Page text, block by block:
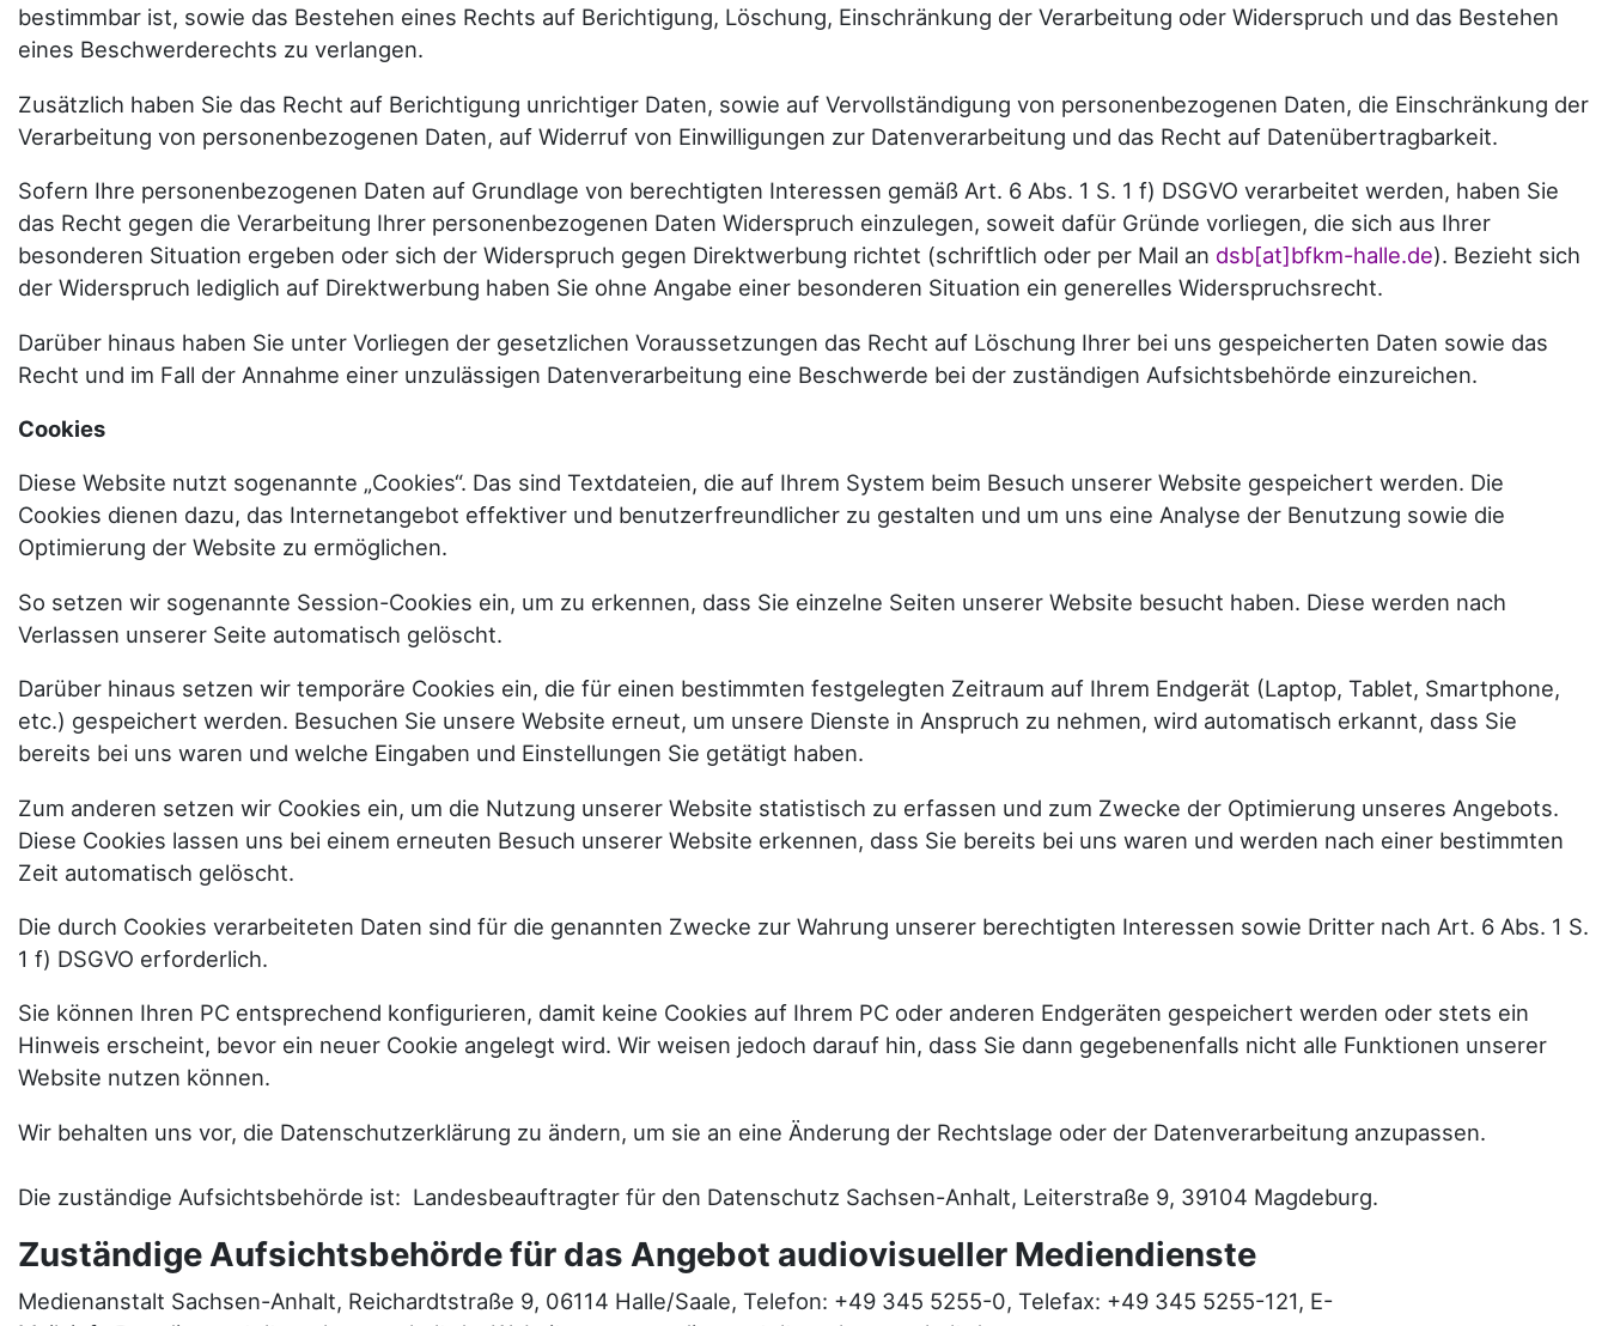
bestimmbar ist, sowie das Bestehen eines Rechts auf Berichtigung, Löschung, Einschränkung der Verarbeitung oder Widerspruch und das Bestehen
eines Beschwerderechts zu verlangen.
Zusätzlich haben Sie das Recht auf Berichtigung unrichtiger Daten, sowie auf Vervollständigung von personenbezogenen Daten, die Einschränkung der
Verarbeitung von personenbezogenen Daten, auf Widerruf von Einwilligungen zur Datenverarbeitung und das Recht auf Datenübertragbarkeit.
Sofern Ihre personenbezogenen Daten auf Grundlage von berechtigten Interessen gemäß Art. 6 Abs. 1 S. 1 f) DSGVO verarbeitet werden, haben Sie
das Recht gegen die Verarbeitung Ihrer personenbezogenen Daten Widerspruch einzulegen, soweit dafür Gründe vorliegen, die sich aus Ihrer
besonderen Situation ergeben oder sich der Widerspruch gegen Direktwerbung richtet (schriftlich oder per Mail an dsb[at]bfkm-halle.de). Bezieht sich
der Widerspruch lediglich auf Direktwerbung haben Sie ohne Angabe einer besonderen Situation ein generelles Widerspruchsrecht.
Darüber hinaus haben Sie unter Vorliegen der gesetzlichen Voraussetzungen das Recht auf Löschung Ihrer bei uns gespeicherten Daten sowie das
Recht und im Fall der Annahme einer unzulässigen Datenverarbeitung eine Beschwerde bei der zuständigen Aufsichtsbehörde einzureichen.
Cookies
Diese Website nutzt sogenannte „Cookies“. Das sind Textdateien, die auf Ihrem System beim Besuch unserer Website gespeichert werden. Die
Cookies dienen dazu, das Internetangebot effektiver und benutzerfreundlicher zu gestalten und um uns eine Analyse der Benutzung sowie die
Optimierung der Website zu ermöglichen.
So setzen wir sogenannte Session-Cookies ein, um zu erkennen, dass Sie einzelne Seiten unserer Website besucht haben. Diese werden nach
Verlassen unserer Seite automatisch gelöscht.
Darüber hinaus setzen wir temporäre Cookies ein, die für einen bestimmten festgelegten Zeitraum auf Ihrem Endgerät (Laptop, Tablet, Smartphone,
etc.) gespeichert werden. Besuchen Sie unsere Website erneut, um unsere Dienste in Anspruch zu nehmen, wird automatisch erkannt, dass Sie
bereits bei uns waren und welche Eingaben und Einstellungen Sie getätigt haben.
Zum anderen setzen wir Cookies ein, um die Nutzung unserer Website statistisch zu erfassen und zum Zwecke der Optimierung unseres Angebots.
Diese Cookies lassen uns bei einem erneuten Besuch unserer Website erkennen, dass Sie bereits bei uns waren und werden nach einer bestimmten
Zeit automatisch gelöscht.
Die durch Cookies verarbeiteten Daten sind für die genannten Zwecke zur Wahrung unserer berechtigten Interessen sowie Dritter nach Art. 6 Abs. 1 S.
1 f) DSGVO erforderlich.
Sie können Ihren PC entsprechend konfigurieren, damit keine Cookies auf Ihrem PC oder anderen Endgeräten gespeichert werden oder stets ein
Hinweis erscheint, bevor ein neuer Cookie angelegt wird. Wir weisen jedoch darauf hin, dass Sie dann gegebenenfalls nicht alle Funktionen unserer
Website nutzen können.
Wir behalten uns vor, die Datenschutzerklärung zu ändern, um sie an eine Änderung der Rechtslage oder der Datenverarbeitung anzupassen.
Die zuständige Aufsichtsbehörde ist: Landesbeauftragter für den Datenschutz Sachsen-Anhalt, Leiterstraße 9, 39104 Magdeburg.
Zuständige Aufsichtsbehörde für das Angebot audiovisueller Mediendienste
Medienanstalt Sachsen-Anhalt, Reichardtstraße 9, 06114 Halle/Saale, Telefon: +49 345 5255-0, Telefax: +49 345 5255-121, E-